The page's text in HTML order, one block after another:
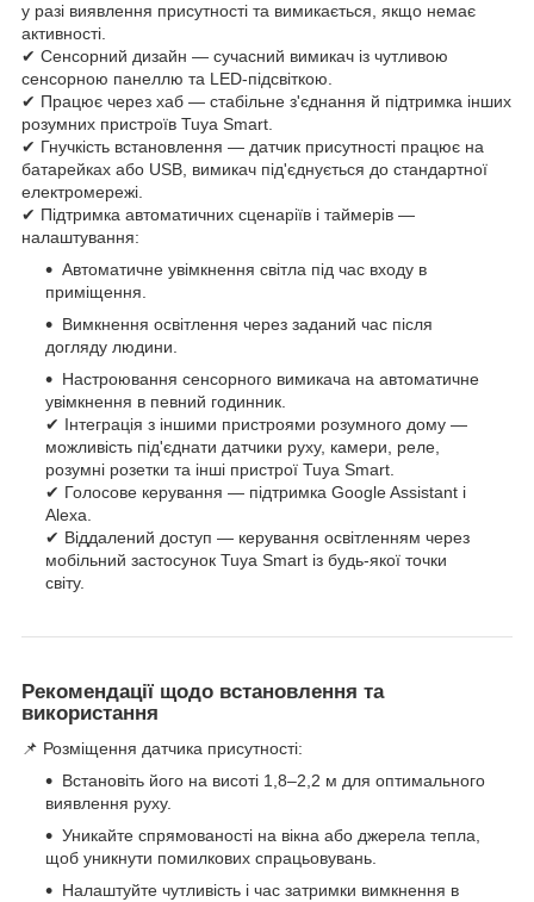
у разі виявлення присутності та вимикається, якщо немає
активності.
✔ Сенсорний дизайн — сучасний вимикач із чутливою
сенсорною панеллю та LED-підсвіткою.
✔ Працює через хаб — стабільне з'єднання й підтримка інших
розумних пристроїв Tuya Smart.
✔ Гнучкість встановлення — датчик присутності працює на
батарейках або USB, вимикач під'єднується до стандартної
електромережі.
✔ Підтримка автоматичних сценаріїв і таймерів —
налаштування:
Автоматичне увімкнення світла під час входу в
приміщення.
Вимкнення освітлення через заданий час після
догляду людини.
Настроювання сенсорного вимикача на автоматичне
увімкнення в певний годинник.
✔ Інтеграція з іншими пристроями розумного дому —
можливість під'єднати датчики руху, камери, реле,
розумні розетки та інші пристрої Tuya Smart.
✔ Голосове керування — підтримка Google Assistant і
Alexa.
✔ Віддалений доступ — керування освітленням через
мобільний застосунок Tuya Smart із будь-якої точки
світу.
Рекомендації щодо встановлення та
використання
📌 Розміщення датчика присутності:
Встановіть його на висоті 1,8–2,2 м для оптимального
виявлення руху.
Уникайте спрямованості на вікна або джерела тепла,
щоб уникнути помилкових спрацьовувань.
Налаштуйте чутливість і час затримки вимкнення в